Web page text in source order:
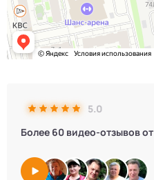
5.0
Более 60 видео-отзывов